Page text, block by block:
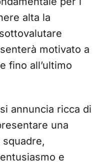
alta la
motivato a
fino all’ultimo
si annuncia ricca di
una
e